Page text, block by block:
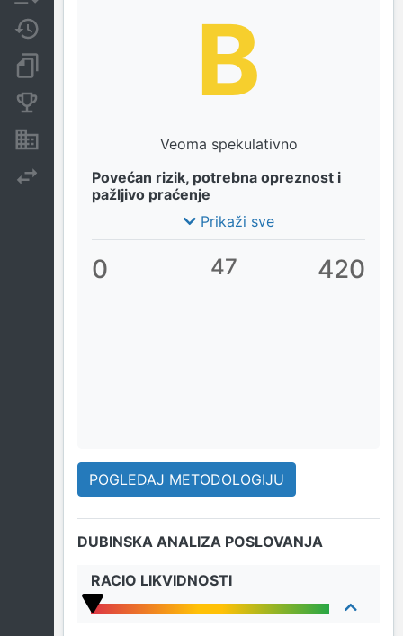
Nekretnine i imovina
B
Veoma spekulativno
Povećan rizik, potrebna opreznost i
pažljivo praćenje
Prikaži sve
0 47 420
POGLEDAJ METODOLOGIJU
DUBINSKA ANALIZA POSLOVANJA
RACIO LIKVIDNOSTI